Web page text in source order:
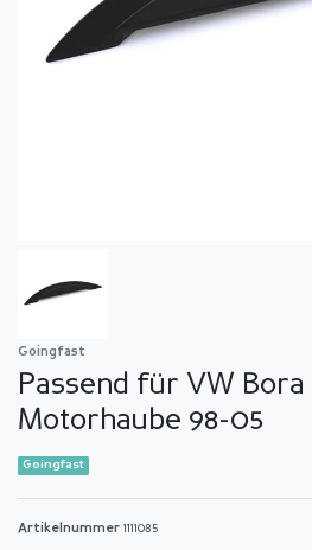
Goingfast
Passend für VW
Motorhaube 98-05
Goingfast
Artikelnummer 1111085